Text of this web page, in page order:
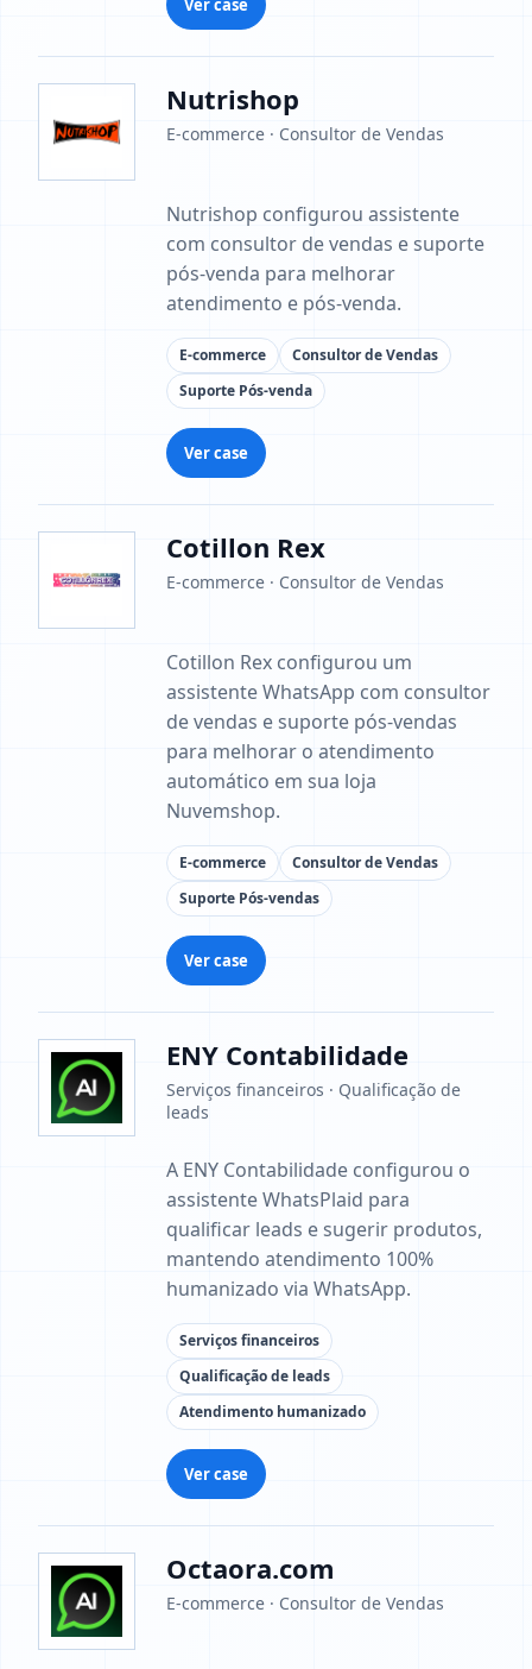
Nutrishop
E-commerce · Consultor de Vendas
Nutrishop configurou assistente
com consultor de vendas e suporte
pós-venda para melhorar
atendimento e pós-venda.
E-commerce
Consultor de Vendas
Suporte Pós-venda
Ver case
Cotillon Rex
E-commerce · Consultor de Vendas
Cotillon Rex configurou um
assistente WhatsApp com consultor
de vendas e suporte pós-vendas
para melhorar o atendimento
automático em sua loja
Nuvemshop.
E-commerce
Consultor de Vendas
Suporte Pós-vendas
Ver case
ENY Contabilidade
Serviços financeiros · Qualificação de
leads
A ENY Contabilidade configurou o
assistente WhatsPlaid para
qualificar leads e sugerir produtos,
mantendo atendimento 100%
humanizado via WhatsApp.
Serviços financeiros
Qualificação de leads
Atendimento humanizado
Ver case
Octaora.com
E-commerce · Consultor de Vendas